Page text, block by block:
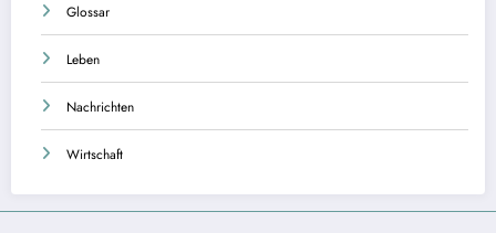
Glossar
Leben
Nachrichten
Wirtschaft